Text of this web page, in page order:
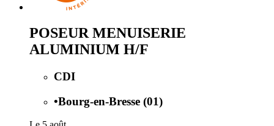
POSEUR MENUISERIE
ALUMINIUM H/F
CDI
•Bourg-en-Bresse (01)